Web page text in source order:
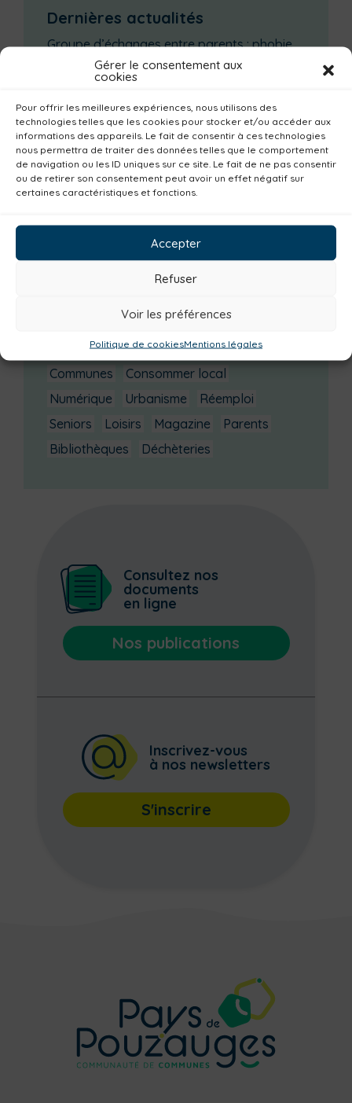
Gérer le consentement aux
cookies
Pour offrir les meilleures expériences, nous utilisons des
technologies telles que les cookies pour stocker et/ou accéder aux
informations des appareils. Le fait de consentir à ces technologies
nous permettra de traiter des données telles que le comportement
de navigation ou les ID uniques sur ce site. Le fait de ne pas consentir
ou de retirer son consentement peut avoir un effet négatif sur
certaines caractéristiques et fonctions.
Accepter
Refuser
Voir les préférences
Politique de cookiesMentions légales
Dernières actualités
Groupe d’échanges entre parents : phobie
Ateliers sur la périnatalité
La saison culturelle 2026-2027 est lancée !
Changements d’horaires activités jeunes
Enquête publique
Catégories actualités / agenda
Familles Institutionnel
Culture
Solidarité
Tourisme
Environnement
Alimentation
Habitat
Economie
Jeunesse Sport
Emploi
Communes
Consommer local
Numérique
Urbanisme
Réemploi
Seniors
Loisirs Magazine
Parents
Bibliothèques
Déchèteries
Consultez nos
documents
en ligne
Nos publications
Inscrivez-vous
à nos newsletters
S'inscrire